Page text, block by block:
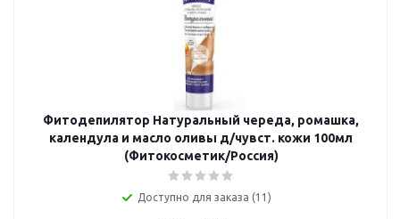
Фитодепилятор Натуральный череда, ромашка,
календула и масло оливы д/чувст. кожи 100мл
(Фитокосметик/Россия)
Доступно для заказа (11)